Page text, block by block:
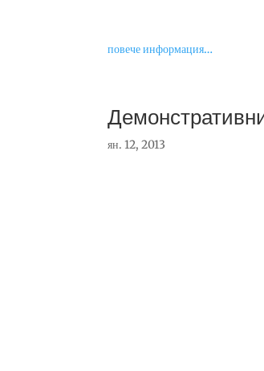
повече информация…
ян. 12, 2013